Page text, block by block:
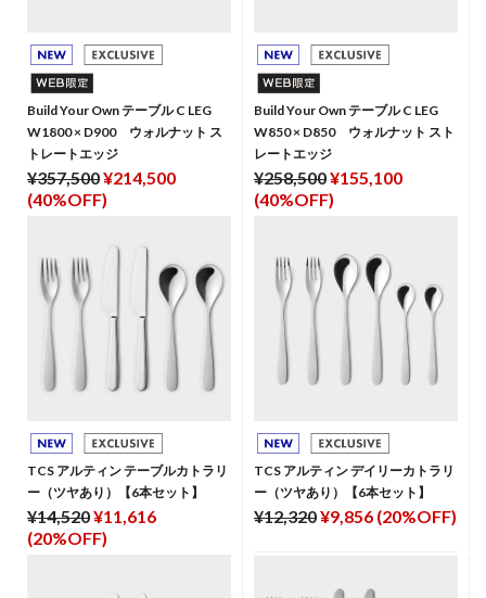
Build Your Own テーブル C LEG
W1800 × D900 ウォルナット ス
トレートエッジ
¥357,500¥214,500
(40%OFF)
Build Your Own テーブル C LEG
W850 × D850 ウォルナット スト
レートエッジ
¥258,500¥155,100
(40%OFF)
TCS アルティン テーブルカトラリ
ー（ツヤあり）【6本セット】
¥14,520¥11,616
(20%OFF)
TCS アルティン デイリーカトラリ
ー（ツヤあり）【6本セット】
¥12,320¥9,856 (20%OFF)